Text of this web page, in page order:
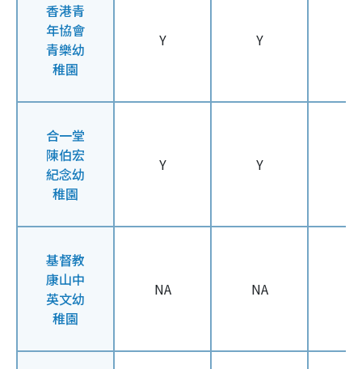
香港青
年協會
青樂幼
稚園
Y Y
合一堂
陳伯宏
紀念幼
稚園
Y Y
基督教
康山中
英文幼
稚園
NA NA